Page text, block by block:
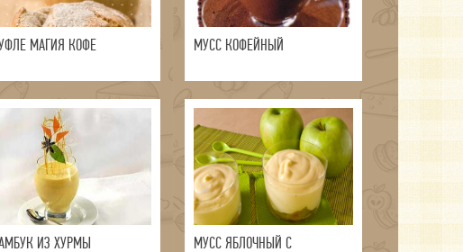
МАГИЯ КОФЕ МУСС КОФЕЙНЫЙ
ИЗ ХУРМЫ МУСС ЯБЛОЧНЫЙ С